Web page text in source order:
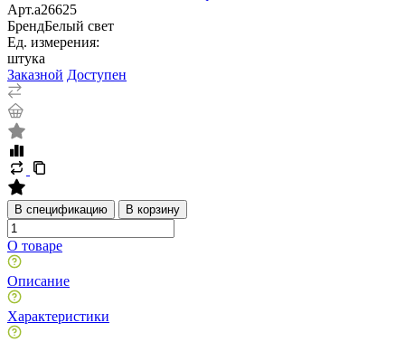
Арт.a26625
БрендБелый свет
Ед. измерения:
штука
Заказной Доступен
В спецификацию В корзину
О товаре
Описание
Характеристики